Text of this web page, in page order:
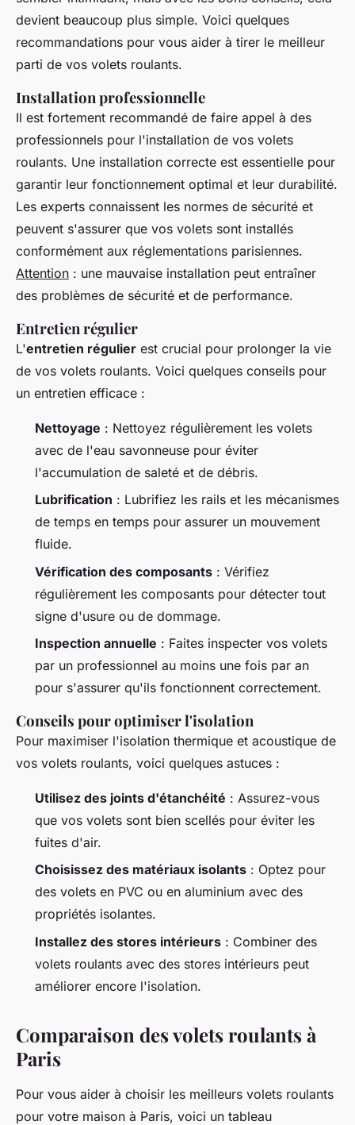
devient beaucoup plus simple. Voici quelques
recommandations pour vous aider à tirer le meilleur
parti de vos volets roulants.
Installation professionnelle
Il est fortement recommandé de faire appel à des
professionnels pour l'installation de vos volets
roulants. Une installation correcte est essentielle pour
garantir leur fonctionnement optimal et leur durabilité.
Les experts connaissent les normes de sécurité et
peuvent s'assurer que vos volets sont installés
conformément aux réglementations parisiennes.
Attention : une mauvaise installation peut entraîner
des problèmes de sécurité et de performance.
Entretien régulier
L'entretien régulier est crucial pour prolonger la vie
de vos volets roulants. Voici quelques conseils pour
un entretien efficace :
Nettoyage : Nettoyez régulièrement les volets
avec de l'eau savonneuse pour éviter
l'accumulation de saleté et de débris.
Lubrification : Lubrifiez les rails et les mécanismes
de temps en temps pour assurer un mouvement
fluide.
Vérification des composants : Vérifiez
régulièrement les composants pour détecter tout
signe d'usure ou de dommage.
Inspection annuelle : Faites inspecter vos volets
par un professionnel au moins une fois par an
pour s'assurer qu'ils fonctionnent correctement.
Conseils pour optimiser l'isolation
Pour maximiser l'isolation thermique et acoustique de
vos volets roulants, voici quelques astuces :
Utilisez des joints d'étanchéité : Assurez-vous
que vos volets sont bien scellés pour éviter les
fuites d'air.
Choisissez des matériaux isolants : Optez pour
des volets en PVC ou en aluminium avec des
propriétés isolantes.
Installez des stores intérieurs : Combiner des
volets roulants avec des stores intérieurs peut
améliorer encore l'isolation.
Comparaison des volets roulants à
Paris
Pour vous aider à choisir les meilleurs volets roulants
pour votre maison à Paris, voici un tableau